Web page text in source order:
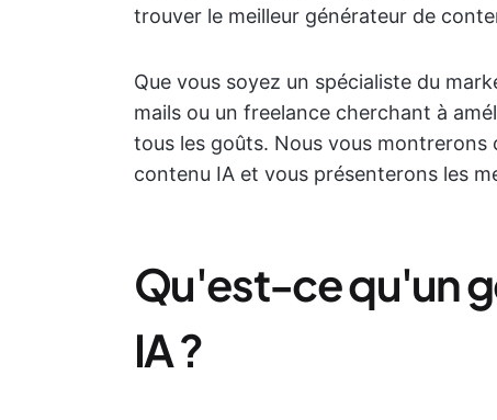
trouver le meilleur générateur de
Que vous soyez un spécialiste du
mails ou un freelance cherchant à
tous les goûts. Nous vous
contenu IA et vous présenterons les
Qu'est-ce qu'un
IA ?